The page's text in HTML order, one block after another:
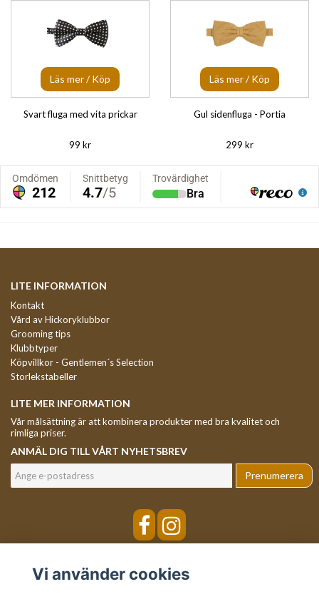
Läs mer / Köp
Svart fluga med vita prickar
99 kr
Läs mer / Köp
Gul sidenfluga - Portia
299 kr
LITE INFORMATION
Kontakt
Vård av Hickoryklubbor
Grooming tips
Klubbtyper
Köpvillkor - Gentlemen´s Selection
Storlekstabeller
LITE MER INFORMATION
Vår målsättning är att kombinera produkter med bra kvalitet och
rimliga priser.
ANMÄL DIG TILL VÅRT NYHETSBREV
Prenumerera
Vi använder cookies